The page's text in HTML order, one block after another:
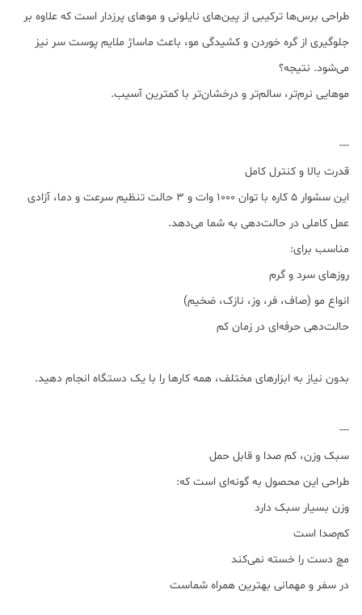
طراحی برس‌ها ترکیبی از پین‌های نایلونی و موهای پرزدار است که علاوه بر
جلوگیری از گره خوردن و کشیدگی مو، باعث ماساژ ملایم پوست سر نیز
می‌شود. نتیجه؟
موهایی نرم‌تر، سالم‌تر و درخشان‌تر با کمترین آسیب.
---
قدرت بالا و کنترل کامل
این سشوار ۵ کاره با توان 1000 وات و ۳ حالت تنظیم سرعت و دما، آزادی
عمل کاملی در حالت‌دهی به شما می‌دهد.
مناسب برای:
روزهای سرد و گرم
انواع مو (صاف، فر، وز، نازک، ضخیم)
حالت‌دهی حرفه‌ای در زمان کم
بدون نیاز به ابزارهای مختلف، همه کارها را با یک دستگاه انجام دهید.
---
سبک وزن، کم صدا و قابل حمل
طراحی این محصول به گونه‌ای است که:
وزن بسیار سبک دارد
کم‌صدا است
مچ دست را خسته نمی‌کند
در سفر و مهمانی بهترین همراه شماست